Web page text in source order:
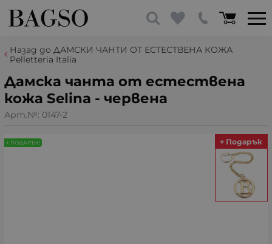
Назад до ДАМСКИ ЧАНТИ ОТ ЕСТЕСТВЕНА КОЖА
Pelletteria Italia
Дамска чанта от естествена
кожа Selina - червена
Арт.№: 0147-2
+ ПОДАРЪК! + Подарък